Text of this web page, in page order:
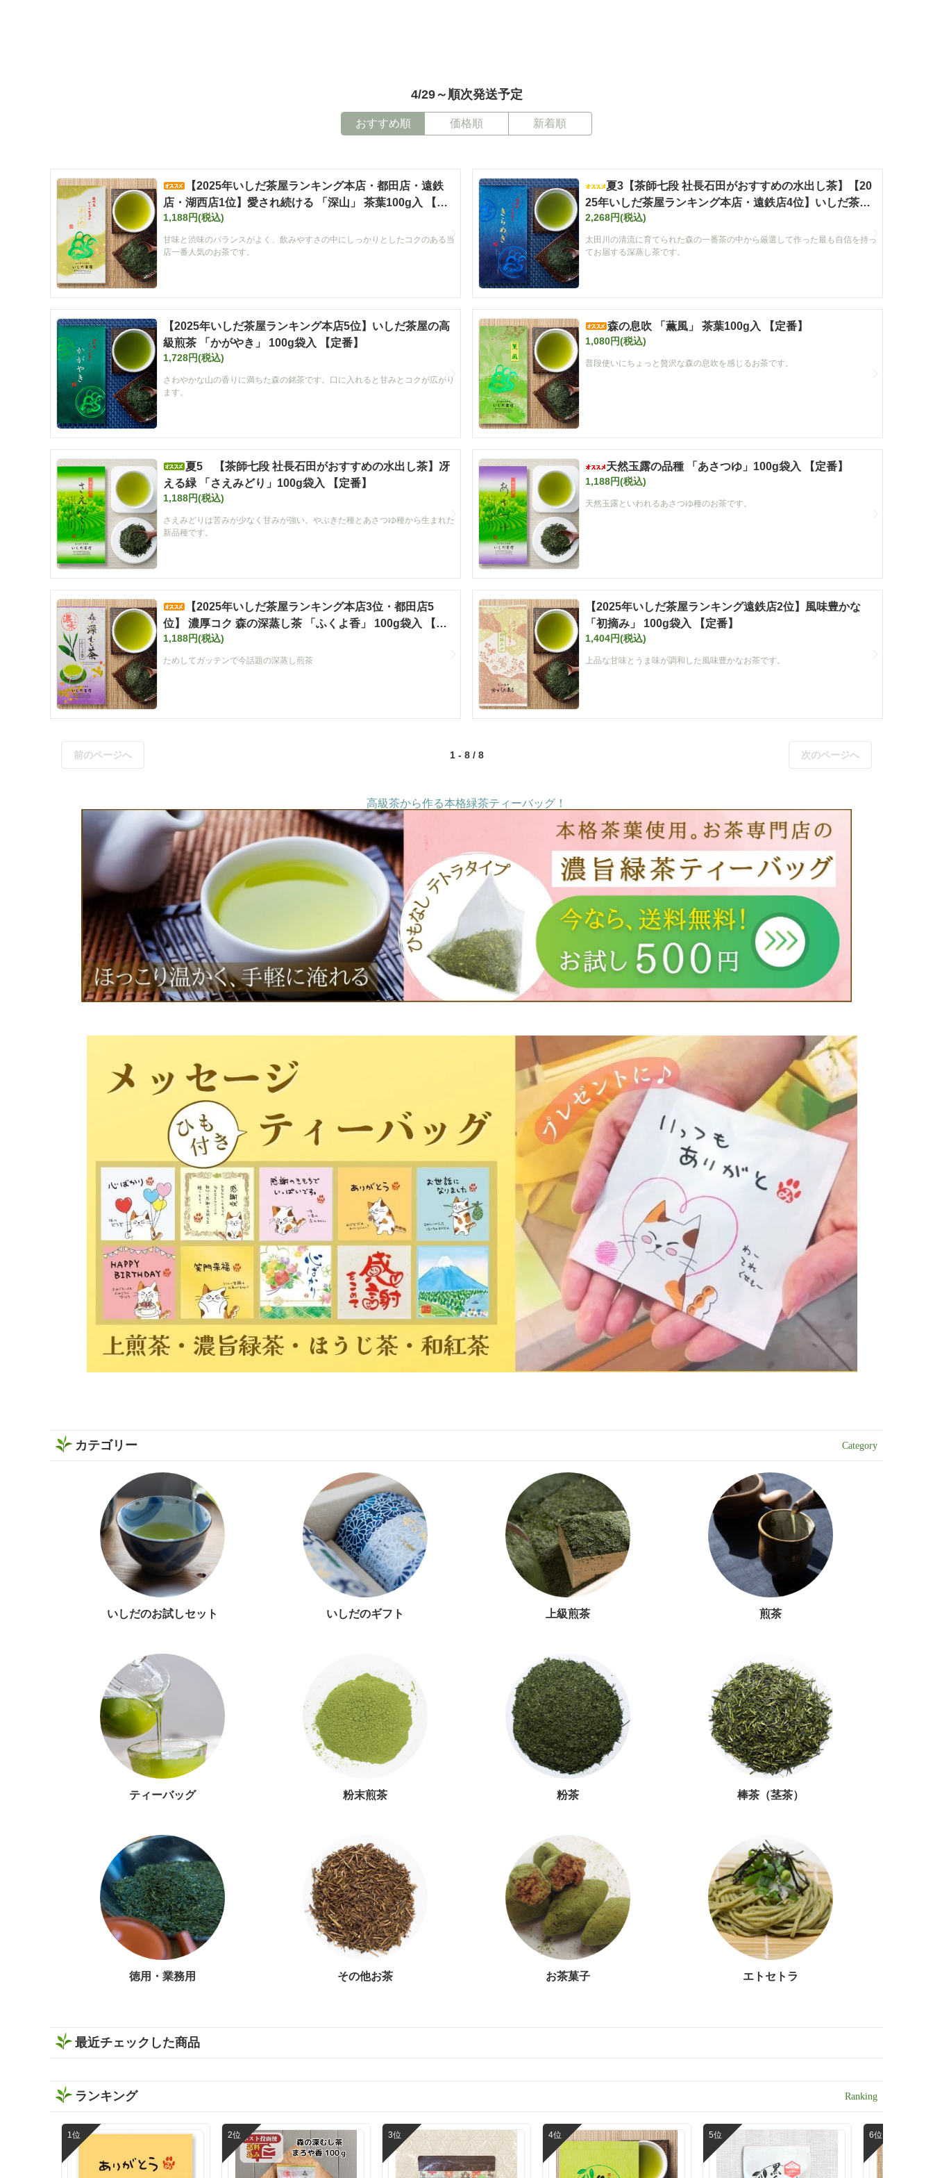
4/29～順次発送予定
おすすめ順 価格順 新着順
【2025年いしだ茶屋ランキング本店・都田店・遠鉄
店・湖西店1位】愛され続ける 「深山」 茶葉100g入 【定
番】
1,188円(税込)
甘味と渋味のバランスがよく、飲みやすさの中にしっかりとしたコクのある当
店一番人気のお茶です。
夏3【茶師七段 社長石田がおすすめの水出し茶】【20
25年いしだ茶屋ランキング本店・遠鉄店4位】いしだ茶屋
の最高級煎茶 「きらめき」 100g袋入 【定番】
2,268円(税込)
太田川の清流に育てられた森の一番茶の中から厳選して作った最も自信を持っ
てお届する深蒸し茶です。
【2025年いしだ茶屋ランキング本店5位】いしだ茶屋の高
級煎茶 「かがやき」 100g袋入 【定番】
1,728円(税込)
さわやかな山の香りに満ちた森の銘茶です。口に入れると甘みとコクが広がり
ます。
森の息吹 「薫風」 茶葉100g入 【定番】
1,080円(税込)
普段使いにちょっと贅沢な森の息吹を感じるお茶です。
夏5 【茶師七段 社長石田がおすすめの水出し茶】冴
える緑 「さえみどり」100g袋入 【定番】
1,188円(税込)
さえみどりは苦みが少なく甘みが強い。やぶきた種とあさつゆ種から生まれた
新品種です。
天然玉露の品種 「あさつゆ」100g袋入 【定番】
1,188円(税込)
天然玉露といわれるあさつゆ種のお茶です。
【2025年いしだ茶屋ランキング本店3位・都田店5
位】 濃厚コク 森の深蒸し茶 「ふくよ香」 100g袋入 【定
番】
1,188円(税込)
ためしてガッテンで今話題の深蒸し煎茶
【2025年いしだ茶屋ランキング遠鉄店2位】風味豊かな
「初摘み」 100g袋入 【定番】
1,404円(税込)
上品な甘味とうま味が調和した風味豊かなお茶です。
前のページへ 1 - 8 / 8 次のページへ
高級茶から作る本格緑茶ティーバッグ！
カテゴリー
いしだのお試しセット いしだのギフト 上級煎茶 煎茶
ティーバッグ 粉末煎茶 粉茶 棒茶（茎茶）
徳用・業務用 その他お茶 お茶菓子 エトセトラ
最近チェックした商品
ランキング